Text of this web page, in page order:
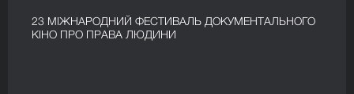
23 МІЖНАРОДНИЙ ФЕСТИВАЛЬ ДОКУМЕНТАЛЬНОГО
КІНО ПРО ПРАВА ЛЮДИНИ